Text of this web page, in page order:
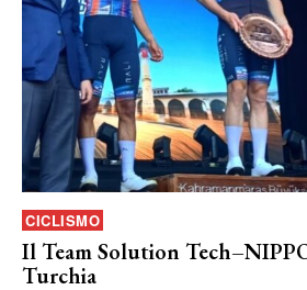
CICLISMO
Il Team Solution
Turchia